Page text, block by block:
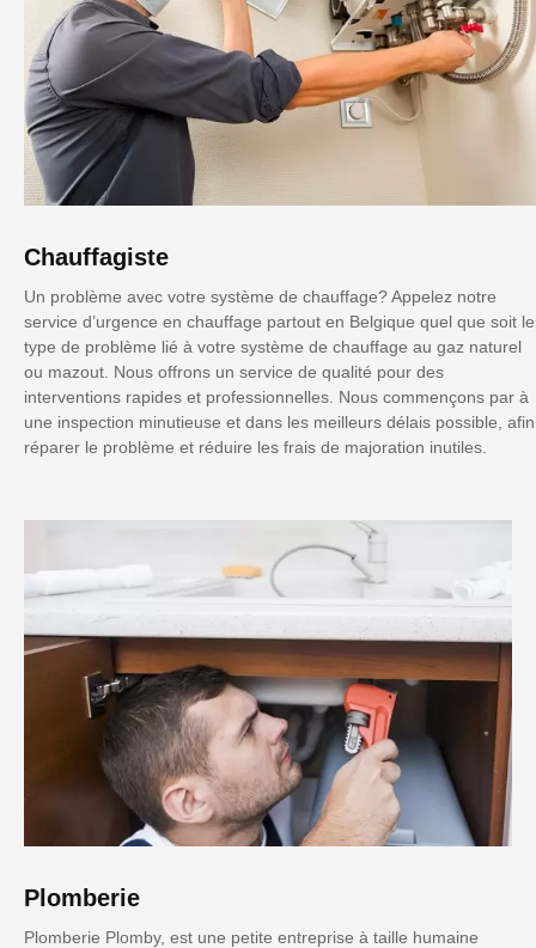
Chauffagiste
Un problème avec votre système de chauffage? Appelez notre
service d’urgence en chauffage partout en Belgique quel que soit le
type de problème lié à votre système de chauffage au gaz naturel
ou mazout. Nous offrons un service de qualité pour des
interventions rapides et professionnelles. Nous commençons par à
une inspection minutieuse et dans les meilleurs délais possible, afin
réparer le problème et réduire les frais de majoration inutiles.
Plomberie
Plomberie Plomby, est une petite entreprise à taille humaine